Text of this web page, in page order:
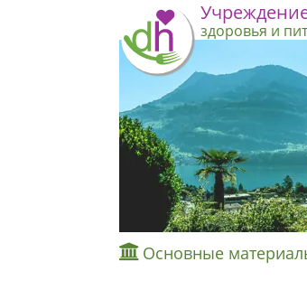
здоровья и
Основные